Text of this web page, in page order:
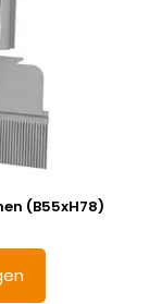
(B55xH78)